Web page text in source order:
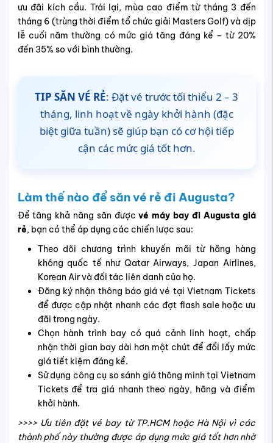
ưu đãi kích cầu. Trái lại, mùa cao điểm từ tháng 3 đến
tháng 6 (trùng thời điểm tổ chức giải Masters Golf) và dịp
lễ cuối năm thường có mức giá tăng đáng kể – từ 20%
đến 35% so với bình thường.
TIP SĂN VÉ RẺ: Đặt vé trước tối thiểu 2 – 3
tháng, linh hoạt về ngày khởi hành (đặc
biệt giữa tuần) sẽ giúp bạn có cơ hội tiếp
cận các mức giá tốt hơn.
Làm thế nào để săn vé rẻ đi Augusta?
Để tăng khả năng săn đượcvé máy bay đi Augusta giá
rẻ, bạn có thể áp dụng các chiến lược sau:
Theo dõi chương trình khuyến mãi từ hãng hàng
không quốc tế như Qatar Airways, Japan Airlines,
Korean Air và đối tác liên danh của họ.
Đăng ký nhận thông báo giá vé tại Vietnam Tickets
để được cập nhật nhanh các đợt flash sale hoặc ưu
đãi trong ngày.
Chọn hành trình bay có quá cảnh linh hoạt, chấp
nhận thời gian bay dài hơn một chút để đổi lấy mức
giá tiết kiệm đáng kể.
Sử dụng công cụ so sánh giá thông minh tại Vietnam
Tickets để tra giá nhanh theo ngày, hãng và điểm
khởi hành.
>>>> Ưu tiên đặt vé bay từ TP.HCM hoặc Hà Nội vì các
thành phố này thường được áp dụng mức giá tốt hơn nhờ